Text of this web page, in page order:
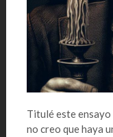
Titulé este ensayo
no creo que haya